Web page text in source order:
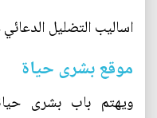
اساليب التضليل
موقع بشرى حياة
ويهتم باب بشرى حياة